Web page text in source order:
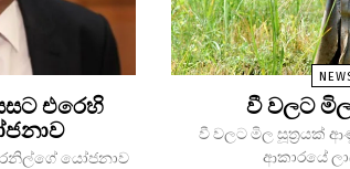
එරෙහි
රනිල්ගේ යෝජනාව
වී වලට
වී වලට මිල සූත්‍රයක්
ආකාරයේ